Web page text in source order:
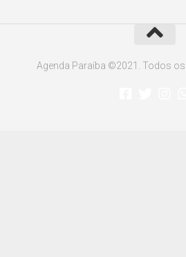
Agenda Paraíba ©2021. Todos